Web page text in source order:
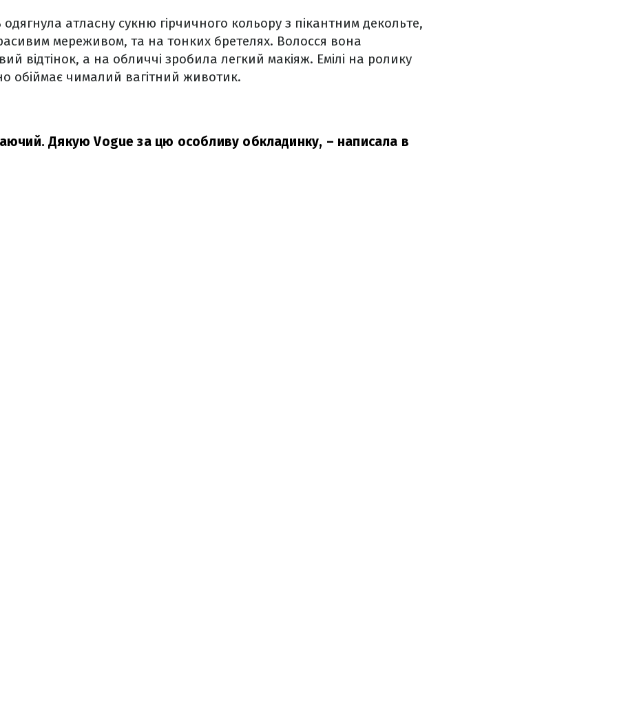
атласну сукню гірчичного кольору з пікантним декольте,
мереживом, та на тонких бретелях. Волосся вона
відтінок, а на обличчі зробила легкий макіяж. Емілі на ролику
обіймає чималий вагітний животик.
Дякую Vogue за цю особливу обкладинку, – написала в